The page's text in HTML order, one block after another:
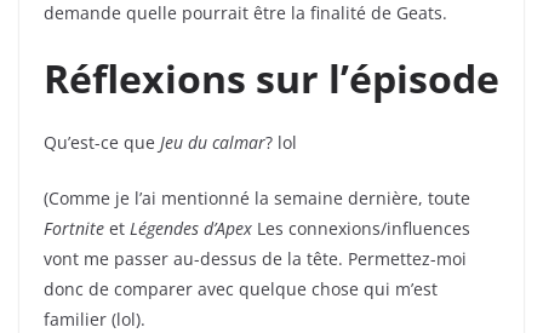
demande quelle pourrait être la finalité de Geats.
Réflexions sur l’épisode
Qu’est-ce que Jeu du calmar? lol
(Comme je l’ai mentionné la semaine dernière, toute
Fortnite et Légendes d’Apex Les connexions/influences
vont me passer au-dessus de la tête. Permettez-moi
donc de comparer avec quelque chose qui m’est
familier (lol).